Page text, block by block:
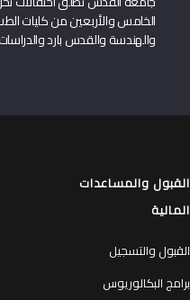
الخامس والأربعين من كليات
والهندسة والقدس بارد والدراسات
القبول والمساعدات
المالية
القبول والتسجيل
برامج البكالوريوس